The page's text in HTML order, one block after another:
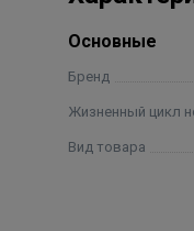
Основные
Бренд
Жизненный цикл
Вид товара